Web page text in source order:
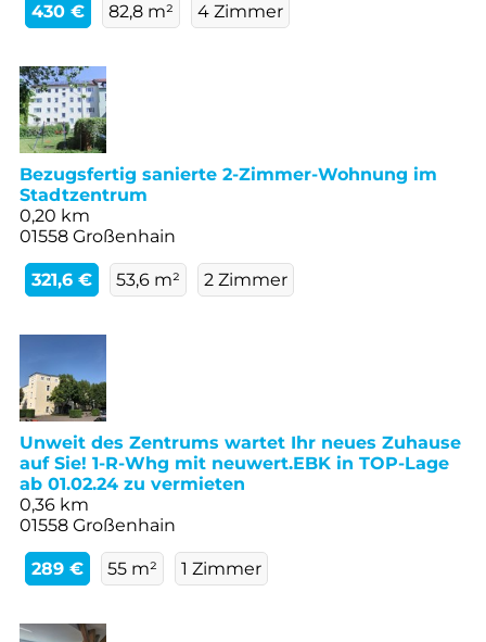
430 € 82,8 m² 4 Zimmer
Bezugsfertig sanierte 2-Zimmer-Wohnung im
Stadtzentrum
0,20 km
01558 Großenhain
321,6 € 53,6 m² 2 Zimmer
Unweit des Zentrums wartet Ihr neues Zuhause
auf Sie! 1-R-Whg mit neuwert.EBK in TOP-Lage
ab 01.02.24 zu vermieten
0,36 km
01558 Großenhain
289 € 55 m² 1 Zimmer